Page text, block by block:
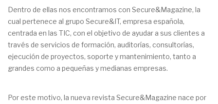
Dentro de ellas nos encontramos con Secure&Magazine, la
cual pertenece al grupo Secure&IT, empresa española,
centrada en las TIC, con el objetivo de ayudar a sus clientes a
través de servicios de formación, auditorías, consultorías,
ejecución de proyectos, soporte y mantenimiento, tanto a
grandes como a pequeñas y medianas empresas.
Por este motivo, la nueva revista Secure&Magazine nace por